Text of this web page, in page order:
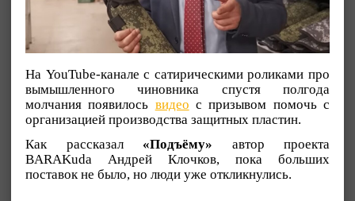
На YouTube-канале с сатирическими роликами про
вымышленного чиновника спустя полгода
молчания появилось видео с призывом помочь с
организацией производства защитных пластин.
Как рассказал «Подъёму» автор проекта
BARAKuda Андрей Клочков, пока больших
поставок не было, но люди уже откликнулись.